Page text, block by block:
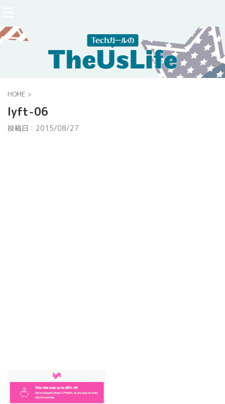
HOME >
lyft-06
投稿日： 2015/08/27